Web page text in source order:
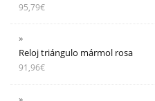
95,79€
Reloj triángulo mármol rosa
91,96€